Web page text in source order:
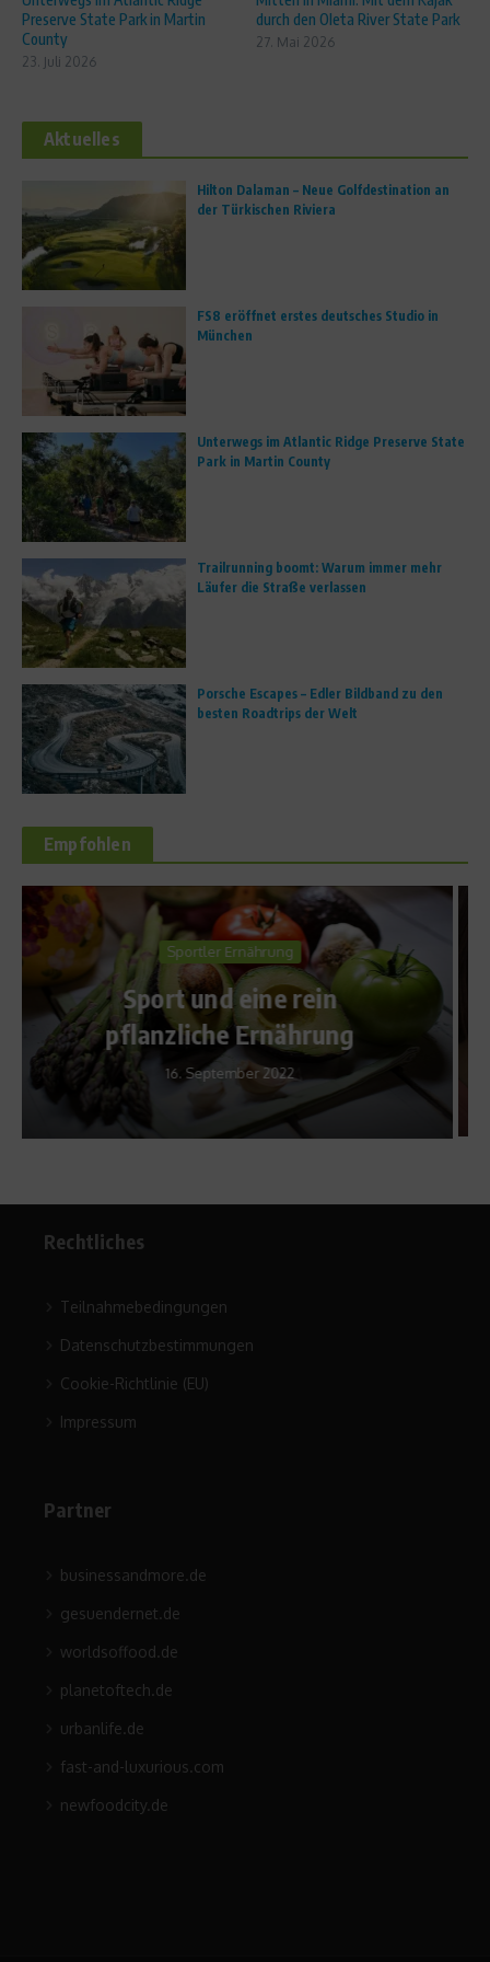
Preserve State Park in Martin
County
23. Juli 2026
durch den Oleta River State Park
27. Mai 2026
Aktuelles
Hilton Dalaman – Neue Golfdestination an
der Türkischen Riviera
FS8 eröffnet erstes deutsches Studio in
München
Unterwegs im Atlantic Ridge Preserve State
Park in Martin County
Trailrunning boomt: Warum immer mehr
Läufer die Straße verlassen
Porsche Escapes – Edler Bildband zu den
besten Roadtrips der Welt
Empfohlen
Richtig trainieren
Mehr Abwehrkraft –
Erkältungsfrei durch den
Winter
7. November 2012
Rechtliches
Teilnahmebedingungen
Datenschutzbestimmungen
Cookie-Richtlinie (EU)
Impressum
Partner
businessandmore.de
gesuendernet.de
worldsoffood.de
planetoftech.de
urbanlife.de
fast-and-luxurious.com
newfoodcity.de